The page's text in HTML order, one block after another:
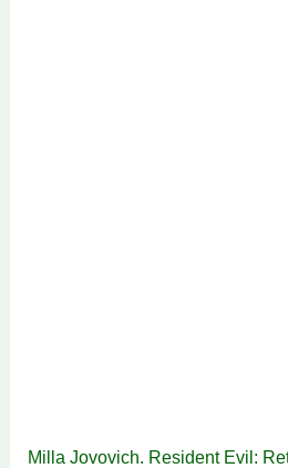
Milla Jovovich. Resident Evil: